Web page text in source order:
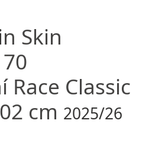
Skin
Race Classic
cm 2025/26